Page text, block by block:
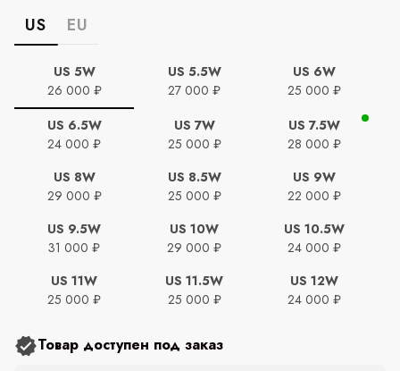
US EU
US 5W
26 000 ₽
US 5.5W
27 000 ₽
US 6W
25 000 ₽
US 6.5W
24 000 ₽
US 7W
25 000 ₽
US 7.5W
28 000 ₽
US 8W
29 000 ₽
US 8.5W
25 000 ₽
US 9W
22 000 ₽
US 9.5W
31 000 ₽
US 10W
29 000 ₽
US 10.5W
24 000 ₽
US 11W
25 000 ₽
US 11.5W
25 000 ₽
US 12W
24 000 ₽
Товар доступен под заказ